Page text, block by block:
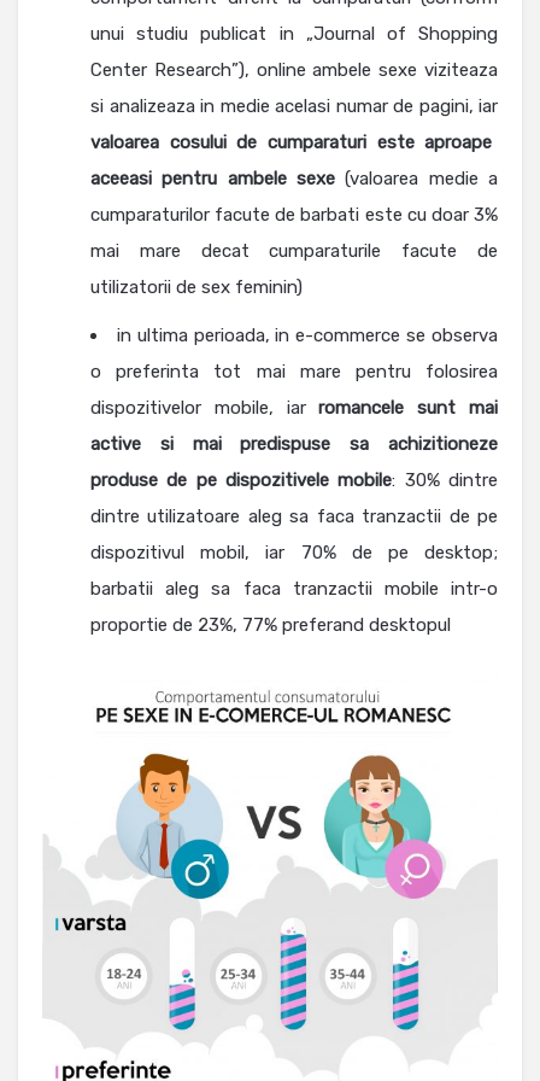
unui studiu publicat in „Journal of Shopping
Center Research”), online ambele sexe viziteaza
si analizeaza in medie acelasi numar de pagini, iar
valoarea cosului de cumparaturi este aproape
aceeasi pentru ambele sexe (valoarea medie a
cumparaturilor facute de barbati este cu doar 3%
mai mare decat cumparaturile facute de
utilizatorii de sex feminin)
in ultima perioada, in e-commerce se observa
o preferinta tot mai mare pentru folosirea
dispozitivelor mobile, iarromancele sunt mai
active si mai predispuse sa achizitioneze
produse de pe dispozitivele mobile: 30% dintre
dintre utilizatoare aleg sa faca tranzactii de pe
dispozitivul mobil, iar 70% de pe desktop;
barbatii aleg sa faca tranzactii mobile intr-o
proportie de 23%, 77% preferand desktopul